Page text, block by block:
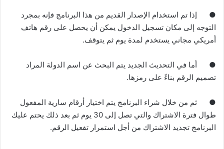
● إذا تم استخدام الإصدار القديم من هذا البرنامج فإنه بمجرد
التوجه إلى مكان تسجيل الدخول يمكن أن يحصل على رقم هاتف
أمريكي مجاني يستخدم لمدة يوم ثم يتوقف.
● أما في التحديث الجديد يتم البحث عن اسم الدولة المراد
تصميم الرقم بناءً على رمزها.
● ثم من خلال شراء البرنامج يتم اختيار أرقام سارية المفعول
طوال فترة الاشتراك والتي تصل إلى 30 يوم ثم بعد ذلك يحتم عليك
البرنامج تجديد الاشتراك من أجل استمرار تفعيل الرقم.